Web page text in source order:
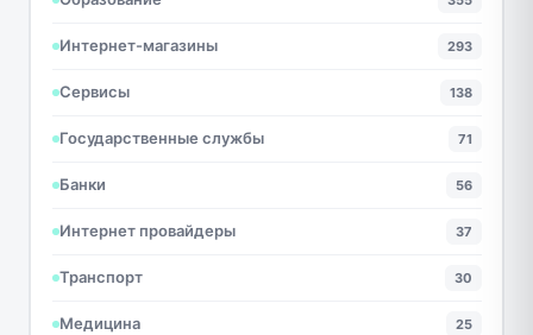
Интернет-магазины 293
Сервисы 138
Государственные службы 71
Банки 56
Интернет провайдеры 37
Транспорт 30
Медицина 25